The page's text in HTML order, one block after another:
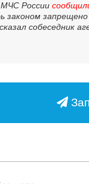
МЧС России
законом
собеседник